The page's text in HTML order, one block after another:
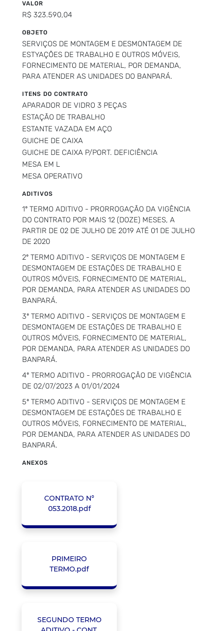
VALOR
R$ 323.590,04
OBJETO
SERVIÇOS DE MONTAGEM E DESMONTAGEM DE
ESTYAÇÕES DE TRABALHO E OUTROS MÓVEIS,
FORNECIMENTO DE MATERIAL, POR DEMANDA,
PARA ATENDER AS UNIDADES DO BANPARÁ.
ITENS DO CONTRATO
APARADOR DE VIDRO 3 PEÇAS
ESTAÇÃO DE TRABALHO
ESTANTE VAZADA EM AÇO
GUICHE DE CAIXA
GUICHE DE CAIXA P/PORT. DEFICIÊNCIA
MESA EM L
MESA OPERATIVO
ADITIVOS
1º TERMO ADITIVO - PRORROGAÇÃO DA VIGÊNCIA
DO CONTRATO POR MAIS 12 (DOZE) MESES, A
PARTIR DE 02 DE JULHO DE 2019 ATÉ 01 DE JULHO
DE 2020
2º TERMO ADITIVO - SERVIÇOS DE MONTAGEM E
DESMONTAGEM DE ESTAÇÕES DE TRABALHO E
OUTROS MÓVEIS, FORNECIMENTO DE MATERIAL,
POR DEMANDA, PARA ATENDER AS UNIDADES DO
BANPARÁ.
3º TERMO ADITIVO - SERVIÇOS DE MONTAGEM E
DESMONTAGEM DE ESTAÇÕES DE TRABALHO E
OUTROS MÓVEIS, FORNECIMENTO DE MATERIAL,
POR DEMANDA, PARA ATENDER AS UNIDADES DO
BANPARÁ.
4º TERMO ADITIVO - PRORROGAÇÃO DE VIGÊNCIA
DE 02/07/2023 A 01/01/2024
5º TERMO ADITIVO - SERVIÇOS DE MONTAGEM E
DESMONTAGEM DE ESTAÇÕES DE TRABALHO E
OUTROS MÓVEIS, FORNECIMENTO DE MATERIAL,
POR DEMANDA, PARA ATENDER AS UNIDADES DO
BANPARÁ.
ANEXOS
CONTRATO N°
053.2018.pdf
PRIMEIRO
TERMO.pdf
SEGUNDO TERMO